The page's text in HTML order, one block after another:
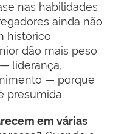
nas habilidades
ainda não
histórico
dão mais peso
liderança,
— porque
presumida.
em várias